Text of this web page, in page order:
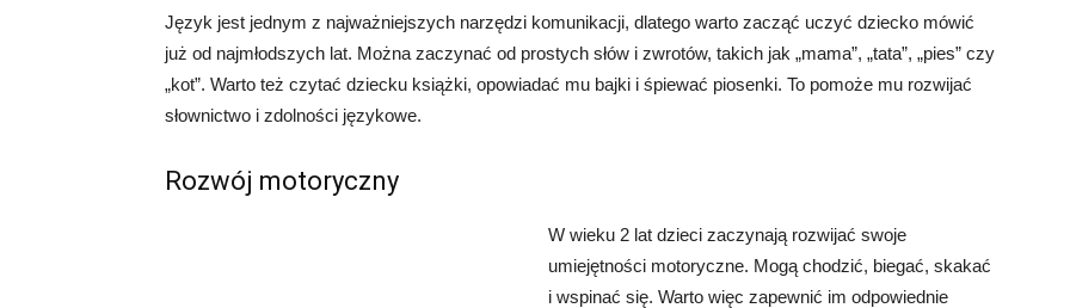
Język jest jednym z najważniejszych narzędzi komunikacji, dlatego warto zacząć uczyć dziecko mówić
już od najmłodszych lat. Można zaczynać od prostych słów i zwrotów, takich jak „mama”, „tata”, „pies” czy
„kot”. Warto też czytać dziecku książki, opowiadać mu bajki i śpiewać piosenki. To pomoże mu rozwijać
słownictwo i zdolności językowe.
Rozwój motoryczny
W wieku 2 lat dzieci zaczynają rozwijać swoje
umiejętności motoryczne. Mogą chodzić, biegać, skakać
i wspinać się. Warto więc zapewnić im odpowiednie